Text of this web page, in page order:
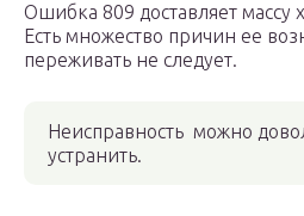
Ошибка 809 доставляет массу
Есть множество причин ее
переживать не следует.
Неисправность можно
устранить.